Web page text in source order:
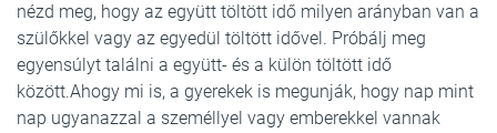
nézd meg, hogy az együtt töltött idő milyen arányban van a
szülőkkel vagy az egyedül töltött idővel. Próbálj meg
egyensúlyt találni a együtt- és a külön töltött idő
között.Ahogy mi is, a gyerekek is megunják, hogy nap mint
nap ugyanazzal a személlyel vagy emberekkel vannak